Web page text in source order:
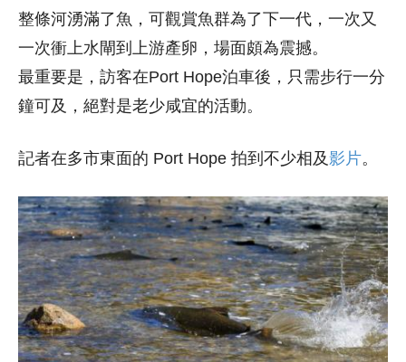
整條河湧滿了魚，可觀賞魚群為了下一代，一次又
一次衝上水閘到上游產卵，場面頗為震撼。
最重要是，訪客在Port Hope泊車後，只需步行一分
鐘可及，絕對是老少咸宜的活動。
記者在多市東面的 Port Hope 拍到不少相及影片。